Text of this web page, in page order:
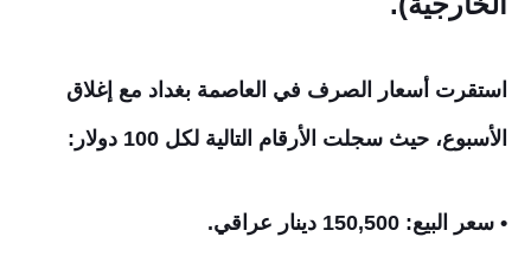
استقرت أسعار الصرف في العاصمة بغداد مع إغلاق
الأسبوع، حيث سجلت الأرقام التالية لكل 100 دولار:
• سعر البيع: 150,500 دينار عراقي.